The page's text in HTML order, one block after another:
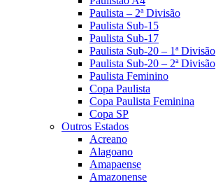
Paulista – 2ª Divisão
Paulista Sub-15
Paulista Sub-17
Paulista Sub-20 – 1ª Divisão
Paulista Sub-20 – 2ª Divisão
Paulista Feminino
Copa Paulista
Copa Paulista Feminina
Copa SP
Outros Estados
Acreano
Alagoano
Amapaense
Amazonense